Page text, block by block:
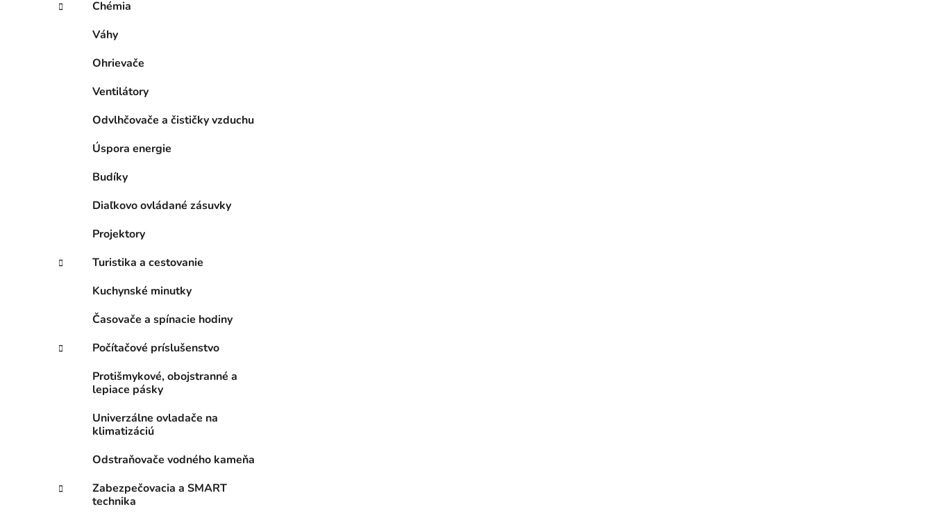
Chémia
Váhy
Ohrievače
Ventilátory
Odvlhčovače a čističky vzduchu
Úspora energie
Budíky
Diaľkovo ovládané zásuvky
Projektory
Turistika a cestovanie
Kuchynské minutky
Časovače a spínacie hodiny
Počítačové príslušenstvo
Protišmykové, obojstranné a
lepiace pásky
Univerzálne ovladače na
klimatizáciú
Odstraňovače vodného kameňa
Zabezpečovacia a SMART
technika